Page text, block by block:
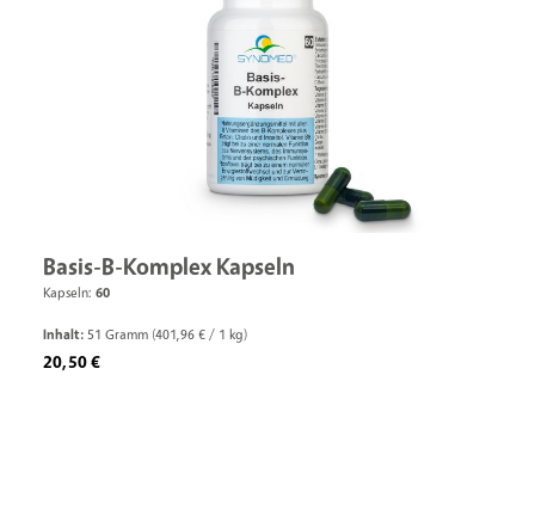
Basis-B-Komplex Kapseln
Kapseln: 60
Inhalt: 51 Gramm (401,96 € / 1 kg)
Regulärer Preis:
20,50 €